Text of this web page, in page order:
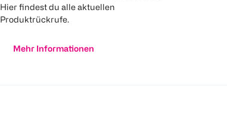
Hier findest du alle aktuellen
Produktrückrufe.
Mehr Informationen